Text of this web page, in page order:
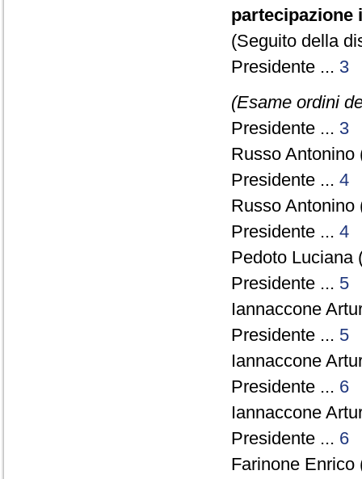
partecipazione
(Seguito della
Presidente ... 3
(Esame ordini
Presidente ... 3
Russo
Presidente ... 4
Russo
Presidente ... 4
Pedoto Luciana
Presidente ... 5
Iannaccone
Presidente ... 5
Iannaccone
Presidente ... 6
Iannaccone
Presidente ... 6
Farinone